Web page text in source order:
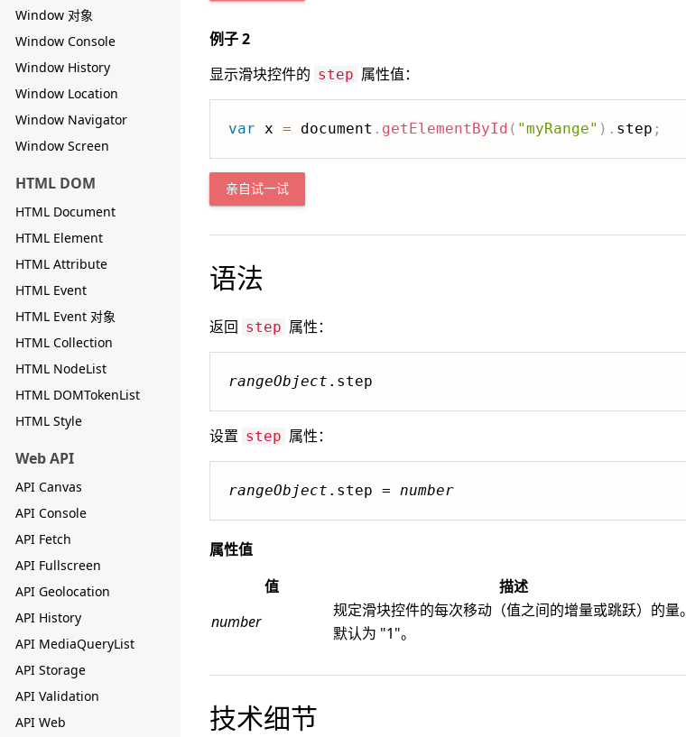
Window 对象
Window Console
Window History
Window Location
Window Navigator
Window Screen
HTML DOM
HTML Document
HTML Element
HTML Attribute
HTML Event
HTML Event 对象
HTML Collection
HTML NodeList
HTML DOMTokenList
HTML Style
Web API
API Canvas
API Console
API Fetch
API Fullscreen
API Geolocation
API History
API MediaQueryList
API Storage
API Validation
API Web
例子 2
显示滑块控件的 step 属性值：
var x = document . getElementById ( "myRange" ) . step ;
亲自试一试
语法
返回 step 属性：
rangeObject .step
设置 step 属性：
rangeObject .step = number
属性值
值
描述
number
规定滑块控件的每次移动（值之间的增量或跳跃）的量。
默认为 "1"。
技术细节